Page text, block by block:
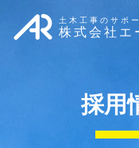
土木工事のサポ
株式会社エ
採用